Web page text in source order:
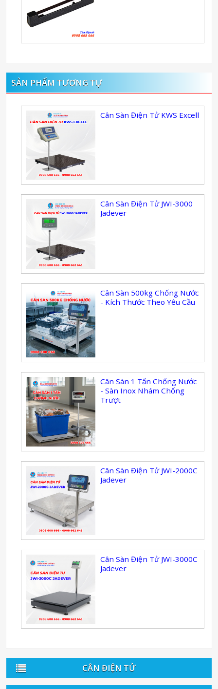
SẢN PHẨM TƯƠNG TỰ
Cân Sàn Điện Tử KWS Excell
Cân Sàn Điện Tử JWI-3000
Jadever
Cân Sàn 500kg Chống Nước
- Kích Thước Theo Yêu Cầu
Cân Sàn 1 Tấn Chống Nước
- Sàn Inox Nhám Chống
Trượt
Cân Sàn Điện Tử JWI-2000C
Jadever
Cân Sàn Điện Tử JWI-3000C
Jadever
CÂN ĐIỆN TỬ